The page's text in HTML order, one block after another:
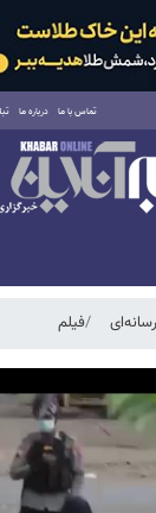
تماس با ما درباره ما
جمعه ۱۶ مرداد ۱۴۰۵
فیلم